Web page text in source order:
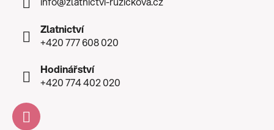
Zlatnictví
+420 777 608 020
Hodinářství
+420 774 402 020